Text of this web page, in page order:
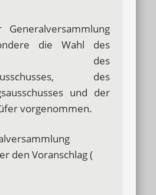
die Wahl des
des
des
und der
vorgenommen.
den Voranschlag (